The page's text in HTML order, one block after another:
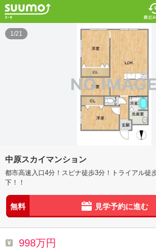
1/21
中原スカイマンション
都市高速入口4分！スピナ徒歩3分！トライアル徒
下！！
無料 見学予約に進む
998万円